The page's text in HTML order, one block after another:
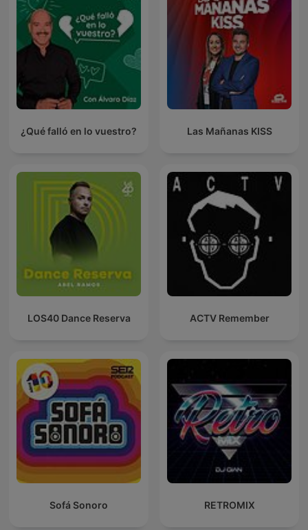
¿Qué falló en lo vuestro? Las Mañanas KISS
LOS40 Dance Reserva ACTV Remember
Sofá Sonoro RETROMIX